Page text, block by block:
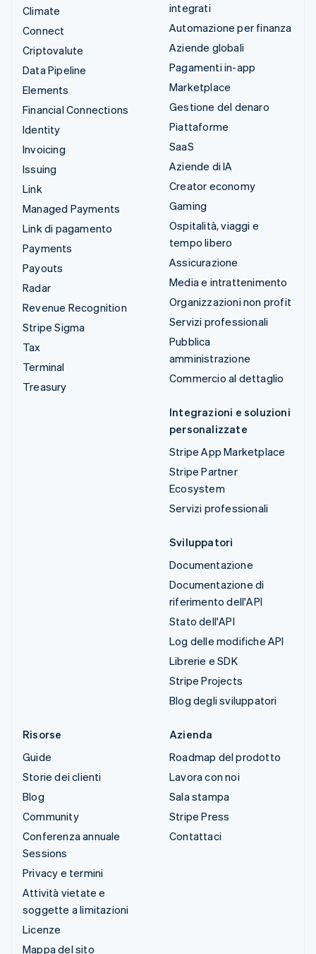
Climate
Connect
Criptovalute
Data Pipeline
Elements
Financial Connections
Identity
Invoicing
Issuing
Link
Managed Payments
Link di pagamento
Payments
Payouts
Radar
Revenue Recognition
Stripe Sigma
Tax
Terminal
Treasury
integrati
Automazione per finanza
Aziende globali
Pagamenti in-app
Marketplace
Gestione del denaro
Piattaforme
SaaS
Aziende di IA
Creator economy
Gaming
Ospitalità, viaggi e
tempo libero
Assicurazione
Media e intrattenimento
Organizzazioni non profit
Servizi professionali
Pubblica
amministrazione
Commercio al dettaglio
Integrazioni e soluzioni
personalizzate
Stripe App Marketplace
Stripe Partner
Ecosystem
Servizi professionali
Sviluppatori
Documentazione
Documentazione di
riferimento dell'API
Stato dell'API
Log delle modifiche API
Librerie e SDK
Stripe Projects
Blog degli sviluppatori
Risorse
Guide
Storie dei clienti
Blog
Community
Conferenza annuale
Sessions
Privacy e termini
Attività vietate e
soggette a limitazioni
Licenze
Mappa del sito
Azienda
Roadmap del prodotto
Lavora con noi
Sala stampa
Stripe Press
Contattaci